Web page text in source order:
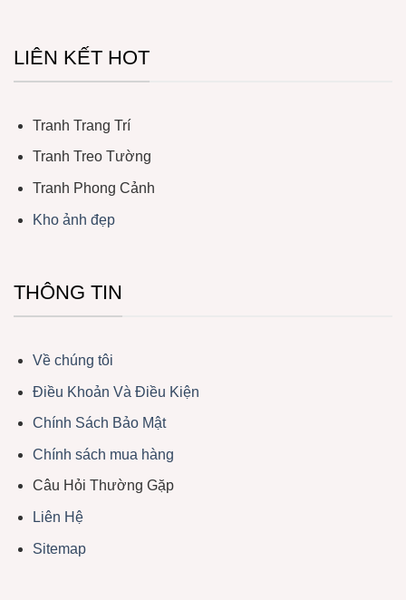
LIÊN KẾT HOT
Tranh Trang Trí
Tranh Treo Tường
Tranh Phong Cảnh
Kho ảnh đẹp
THÔNG TIN
Về chúng tôi
Điều Khoản Và Điều Kiện
Chính Sách Bảo Mật
Chính sách mua hàng
Câu Hỏi Thường Gặp
Liên Hệ
Sitemap